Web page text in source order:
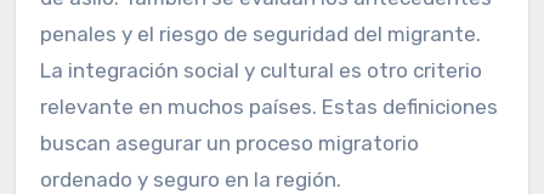
penales y el riesgo de seguridad del migrante.
La integración social y cultural es otro criterio
relevante en muchos países. Estas definiciones
buscan asegurar un proceso migratorio
ordenado y seguro en la región.